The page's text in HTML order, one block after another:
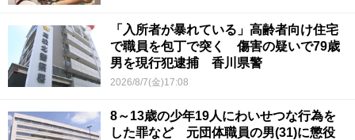
「入所者が暴れている」高齢者向け住宅
で職員を包丁で突く 傷害の疑いで79歳
男を現行犯逮捕 香川県警
2026/8/7(金)17:08
8～13歳の少年19人にわいせつな行為を
した罪など 元団体職員の男(31)に懲役